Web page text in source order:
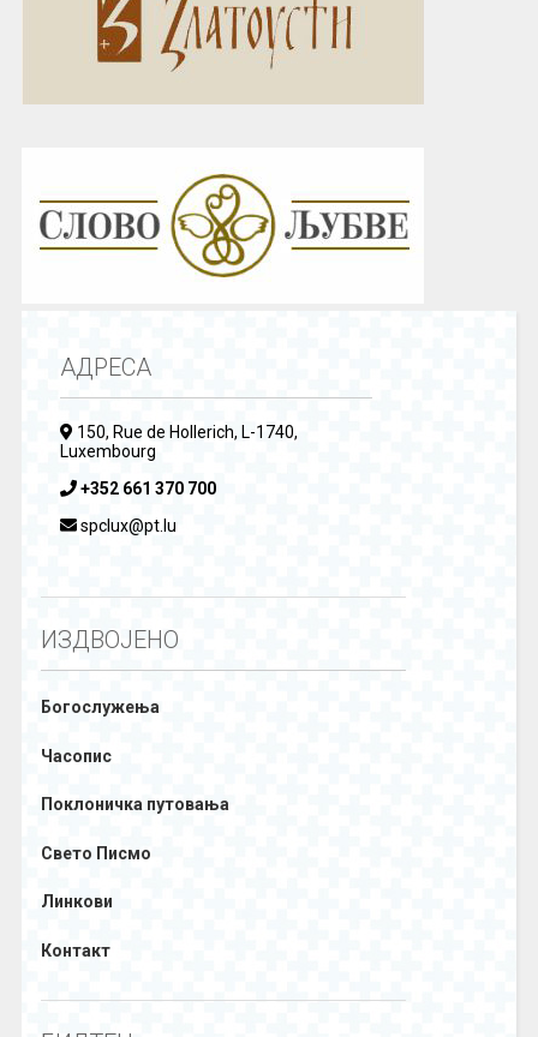
АДРЕСА
150, Rue de Hollerich, L-1740,
Luxembourg
+352 661 370 700
spclux@pt.lu
ИЗДВОЈЕНО
Богослужења
Часопис
Поклоничка путовања
Свето Писмо
Линкови
Контакт